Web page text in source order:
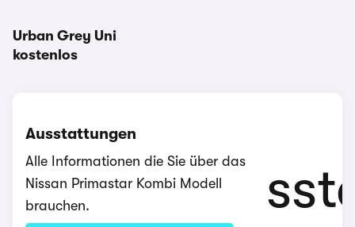
Urban Grey Uni
kostenlos
Ausstattungen
Alle Informationen die Sie über das
Nissan Primastar Kombi Modell
brauchen.